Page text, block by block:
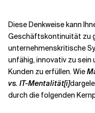
Diese Denkweise kann
Geschäftskontinuität zu
unternehmenskritische
unfähig, innovativ zu sein
Kunden zu erfüllen. Wie
vs. IT-Mentalität[i]
durch die folgenden